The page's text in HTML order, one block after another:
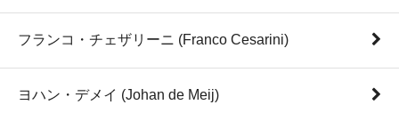
フランコ・チェザリーニ (Franco Cesarini)
ヨハン・デメイ (Johan de Meij)